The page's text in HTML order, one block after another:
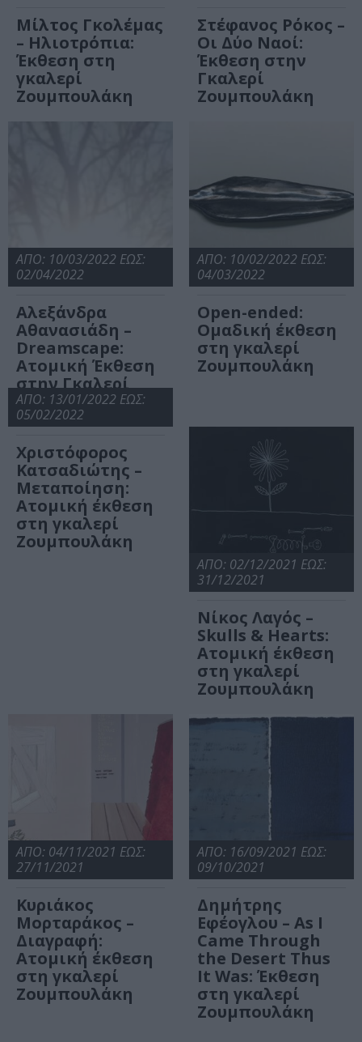
Μίλτος Γκολέμας
– Ηλιοτρόπια:
Έκθεση στη
γκαλερί
Ζουμπουλάκη
Στέφανος Ρόκος –
Οι Δύο Ναοί:
Έκθεση στην
Γκαλερί
Ζουμπουλάκη
ΑΠΟ: 10/03/2022 ΕΩΣ:
02/04/2022
Αλεξάνδρα
Αθανασιάδη –
Dreamscape:
Ατομική Έκθεση
στην Γκαλερί
Ζουμπουλάκη
ΑΠΟ: 10/02/2022 ΕΩΣ:
04/03/2022
Open-ended:
Ομαδική έκθεση
στη γκαλερί
Ζουμπουλάκη
ΑΠΟ: 13/01/2022 ΕΩΣ:
05/02/2022
Χριστόφορος
Κατσαδιώτης –
Μεταποίηση:
Ατομική έκθεση
στη γκαλερί
Ζουμπουλάκη
ΑΠΟ: 02/12/2021 ΕΩΣ:
31/12/2021
Νίκος Λαγός –
Skulls & Hearts:
Ατομική έκθεση
στη γκαλερί
Ζουμπουλάκη
ΑΠΟ: 04/11/2021 ΕΩΣ:
27/11/2021
Κυριάκος
Μορταράκος –
Διαγραφή:
Ατομική έκθεση
στη γκαλερί
Ζουμπουλάκη
ΑΠΟ: 16/09/2021 ΕΩΣ:
09/10/2021
Δημήτρης
Εφέογλου – As I
Came Through
the Desert Thus
It Was: Έκθεση
στη γκαλερί
Ζουμπουλάκη